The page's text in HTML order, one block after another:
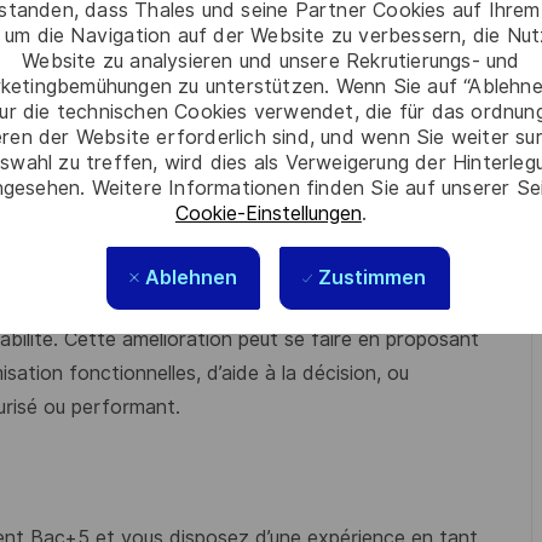
dass Thales und seine Partner Cookies auf
um die Navigation auf der Website zu verbessern, die
Website zu analysieren und unsere Rekrutierungs- und
zu unterstützen. Wenn Sie auf
die technischen Cookies verwendet, die für das
der Website erforderlich sind, und wenn Sie weiter
zu treffen, wird dies als Verweigerung der
Weitere Informationen finden Sie auf unserer
Cookie-Einstellungen.
Ablehnen Zustimmen
subvenir lors du développement et du
de développement, programmatiques et client
sont en accord avec les objectifs globaux
en accord avec les choix techniques réalisés
et attendus (internes et externes)
techniques afin de répondre au mieux aux objectifs
Cette amélioration peut se faire en proposant
fonctionnelles, d’aide à la décision, ou
ou performant.